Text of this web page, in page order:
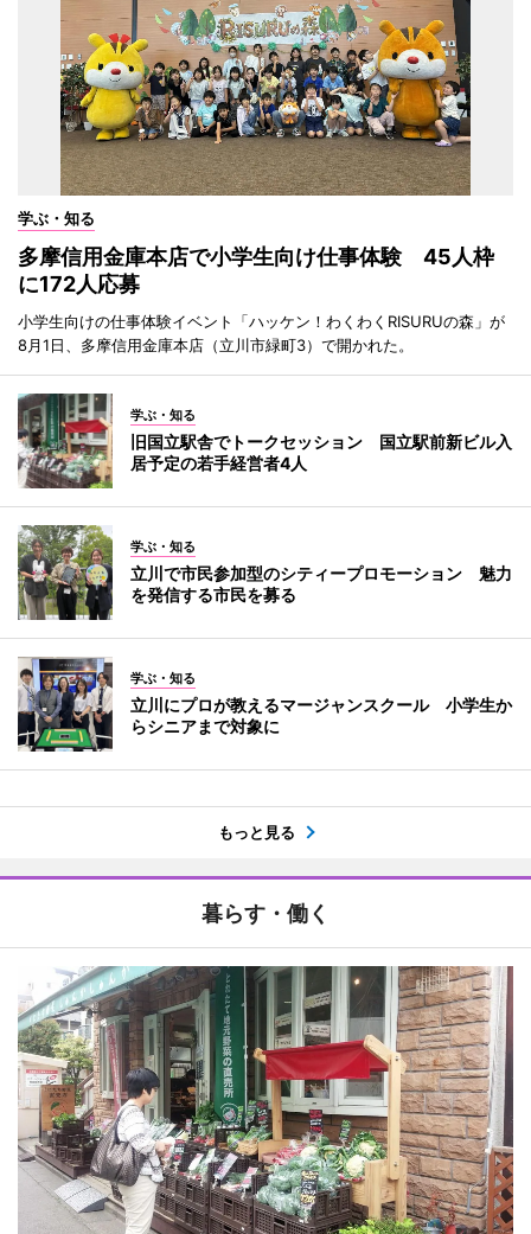
学ぶ・知る
多摩信用金庫本店で小学生向け仕事体験 45人枠
に172人応募
小学生向けの仕事体験イベント「ハッケン！わくわくRISURUの森」が
8月1日、多摩信用金庫本店（立川市緑町3）で開かれた。
学ぶ・知る
旧国立駅舎でトークセッション 国立駅前新ビル入
居予定の若手経営者4人
学ぶ・知る
立川で市民参加型のシティープロモーション 魅力
を発信する市民を募る
学ぶ・知る
立川にプロが教えるマージャンスクール 小学生か
らシニアまで対象に
もっと見る
暮らす・働く